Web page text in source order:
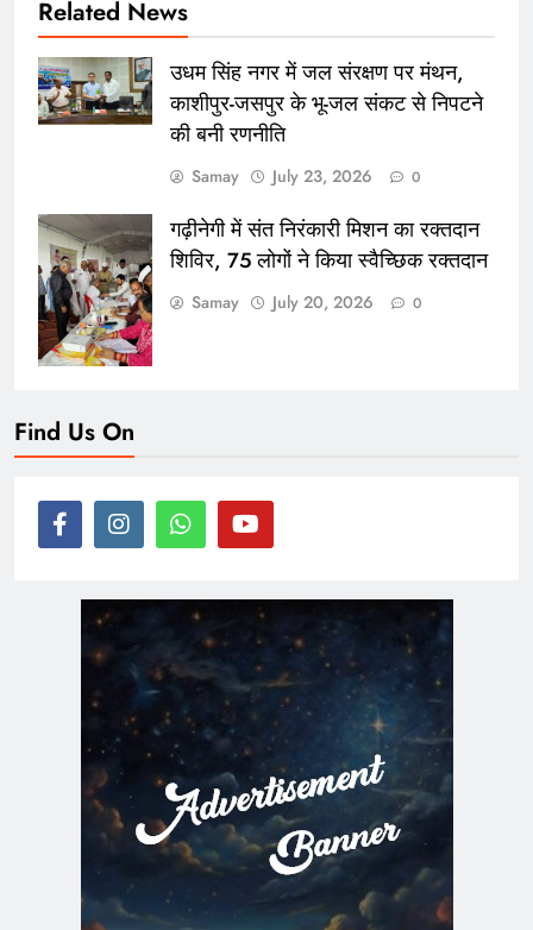
Related News
उधम सिंह नगर में जल संरक्षण पर मंथन,
काशीपुर-जसपुर के भू-जल संकट से निपटने
की बनी रणनीति
Samay July 23, 2026 0
गढ़ीनेगी में संत निरंकारी मिशन का रक्तदान
शिविर, 75 लोगों ने किया स्वैच्छिक रक्तदान
Samay July 20, 2026 0
Find Us On